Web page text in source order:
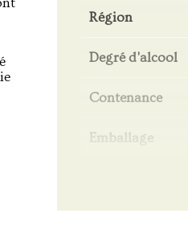
Région
Degré d'alcool
Contenance
Emballage